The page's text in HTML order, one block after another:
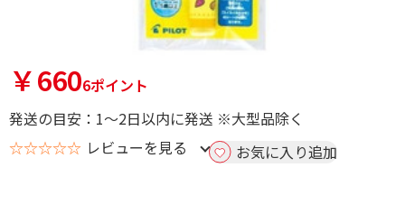
￥6606ポイント
発送の目安：1～2日以内に発送 ※大型品除く
☆☆☆☆☆ レビューを見る お気に入り追加